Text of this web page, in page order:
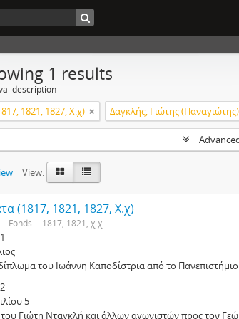
1 results
description
1821, 1827, Χ.χ) Δαγκλής, Γιώτης (Παναγιώτης)
View:
(1817, 1821, 1827, Χ.χ)
Fonds 1817, 1821, χ.χ.
του Ιωάννη Καποδίστρια από το
5
Γιώτη Νταγκλή και άλλων αγωνιστών προς τον